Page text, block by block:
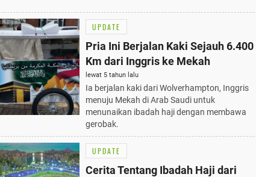
UPDATE
Pria Ini Berjalan Kaki Sejauh 6.400
Km dari Inggris ke Mekah
lewat 5 tahun lalu
Ia berjalan kaki dari Wolverhampton, Inggris
menuju Mekah di Arab Saudi untuk
menunaikan ibadah haji dengan membawa
gerobak.
UPDATE
Cerita Tentang Ibadah Haji dari